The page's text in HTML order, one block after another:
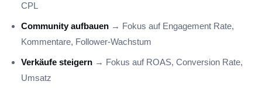
CPL
Community aufbauen → Fokus auf Engagement Rate,
Kommentare, Follower-Wachstum
Verkäufe steigern → Fokus auf ROAS, Conversion Rate,
Umsatz